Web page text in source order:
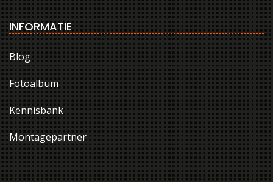
INFORMATIE
Blog
Fotoalbum
Kennisbank
Montagepartner